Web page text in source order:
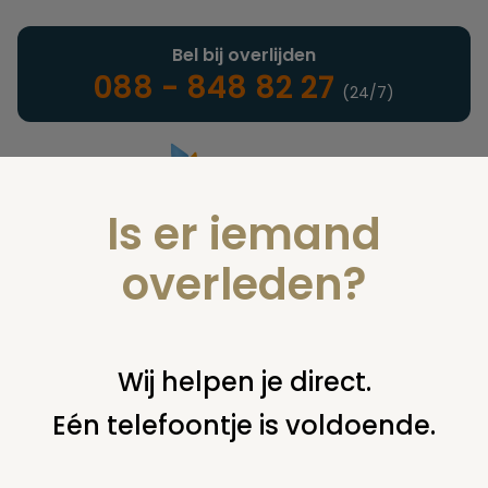
Landelijke uitvaartonderneming
Bel bij overlijden
088 - 848 82 27 (24/7)
U bent hier: home nieuws & agenda nieuws controle
lijkwagen onthult drugslab in uitvaartcentrum
Is er iemand
overleden?
Wij helpen je direct.
Eén telefoontje is voldoende.